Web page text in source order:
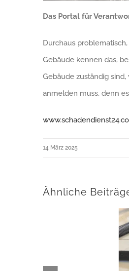
Das Portal für
Durchaus
Gebäude kennen das,
Gebäude zuständig
anmelden muss, denn
14 März 2025
Ähnliche